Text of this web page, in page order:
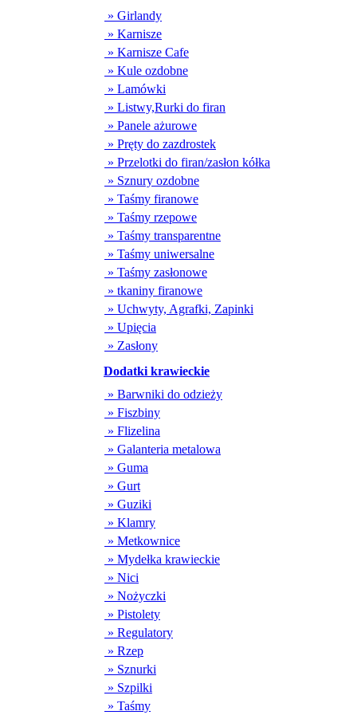
» Girlandy
» Karnisze
» Karnisze Cafe
» Kule ozdobne
» Lamówki
» Listwy,Rurki do firan
» Panele ażurowe
» Pręty do zazdrostek
» Przelotki do firan/zasłon kółka
» Sznury ozdobne
» Taśmy firanowe
» Taśmy rzepowe
» Taśmy transparentne
» Taśmy uniwersalne
» Taśmy zasłonowe
» tkaniny firanowe
» Uchwyty, Agrafki, Zapinki
» Upięcia
» Zasłony
Dodatki krawieckie
» Barwniki do odzieży
» Fiszbiny
» Flizelina
» Galanteria metalowa
» Guma
» Gurt
» Guziki
» Klamry
» Metkownice
» Mydełka krawieckie
» Nici
» Nożyczki
» Pistolety
» Regulatory
» Rzep
» Sznurki
» Szpilki
» Taśmy